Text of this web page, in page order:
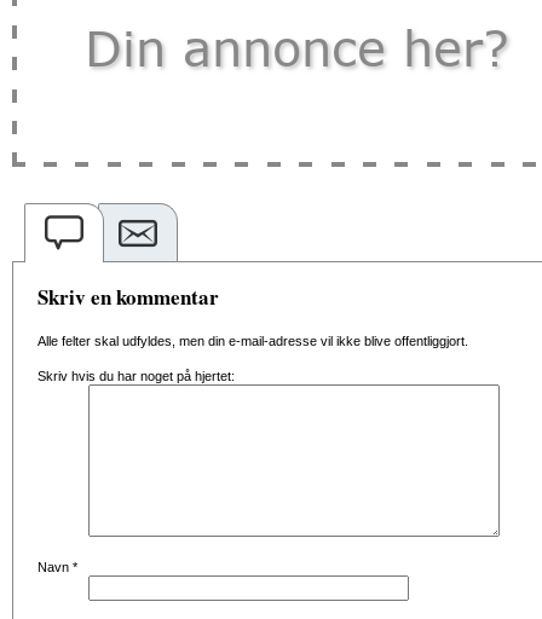
Skriv en kommentar
Alle felter skal udfyldes, men din e-mail-adresse vil ikke blive offentliggjort.
Skriv hvis du har noget på hjertet:
Navn *